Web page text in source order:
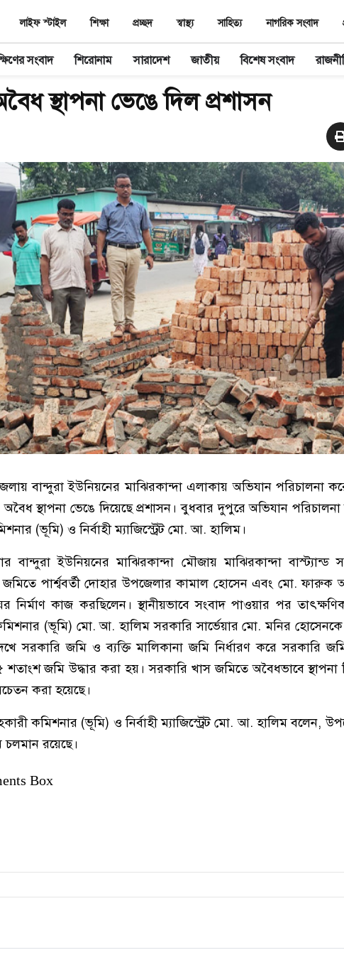
লাইফ স্টাইল শিক্ষা প্রচ্ছদ স্বাস্থ‌্য সাহিত‌্য নাগরিক সংবাদ
সংবাদ শিরোনাম সারাদেশ জাতীয় বিশেষ সংবাদ
স্থাপনা ভেঙে দিল প্রশাসন
বান্দুরা ইউনিয়নের মাঝিরকান্দা এলাকায় অভিযান পরিচালনা
অবৈধ স্থাপনা ভেঙে দিয়েছে প্রশাসন। বুধবার দুপুরে অভিযান
(ভূমি) ও নির্বাহী ম্যাজিস্ট্রেট মো. আ. হালিম।
বান্দুরা ইউনিয়নের মাঝিরকান্দা মৌজায় মাঝিরকান্দা বাস্ট্যান্ড
পার্শ্ববর্তী দোহার উপজেলার কামাল হোসেন এবং মো. ফারুক
কাজ করছিলেন। স্থানীয়ভাবে সংবাদ পাওয়ার পর
(ভূমি) মো. আ. হালিম সরকারি সার্ভেয়ার মো. মনির হোসেনকে
সরকারি জমি ও ব্যক্তি মালিকানা জমি নির্ধারণ করে সরকারি
৫ শতাংশ জমি উদ্ধার করা হয়। সরকারি খাস জমিতে অবৈধভাবে স্থাপনা
করা হয়েছে।
কমিশনার (ভূমি) ও নির্বাহী ম্যাজিস্ট্রেট মো. আ. হালিম বলেন,
চলমান রয়েছে।
Box